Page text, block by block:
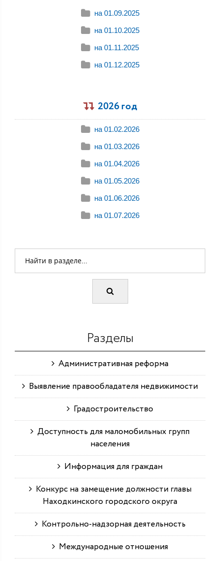
на 01.09.2025
на 01.10.2025
на 01.11.2025
на 01.12.2025
2026 год
на 01.02.2026
на 01.03.2026
на 01.04.2026
на 01.05.2026
на 01.06.2026
на 01.07.2026
Разделы
Административная реформа
Выявление правообладателя недвижимости
Градостроительство
Доступность для маломобильных групп
населения
Информация для граждан
Конкурс на замещение должности главы
Находкинского городского округа
Контрольно-надзорная деятельность
Международные отношения